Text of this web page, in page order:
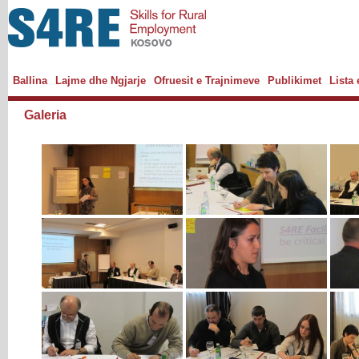
Ballina Lajme dhe Ngjarje Ofruesit e Trajnimeve Publikimet Lista
Galeria